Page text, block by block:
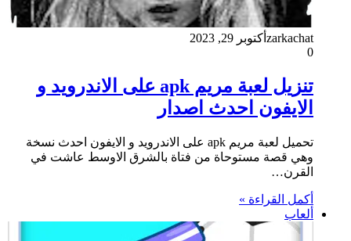
zarkachat أكتوبر 29, 2023
0
تنزيل لعبة مريم apk على الاندرويد و
الايفون احدث اصدار
تحميل لعبة مريم apk على الاندرويد و الايفون احدث نسخة
وهي قصة مستوحاة من فتاة بالشرق الاوسط عاشت في
القرن…
أكمل القراءة »
ألعاب